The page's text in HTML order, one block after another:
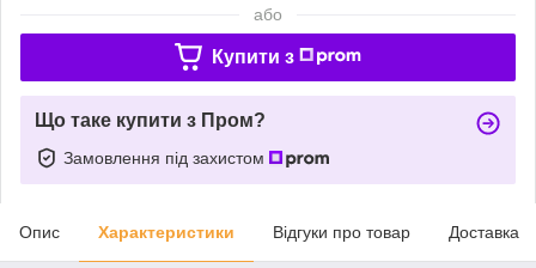
або
Купити з
Що таке купити з Пром?
Замовлення під захистом
Опис Характеристики Відгуки про товар Доставка